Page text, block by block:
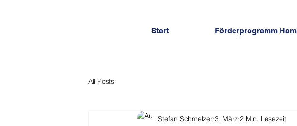
Start Förderprogramm
All Posts
Stefan Schmelzer 3. März 2 Min. Lesezeit